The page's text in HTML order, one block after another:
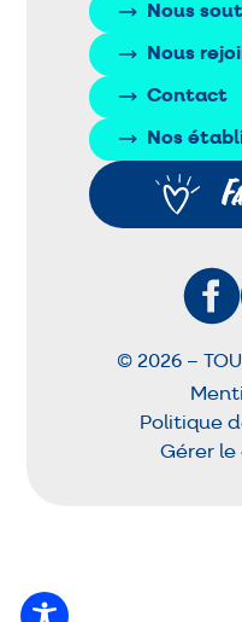
Nous
Nous
Contact
Nos
© 2026 –
Politique
Gérer